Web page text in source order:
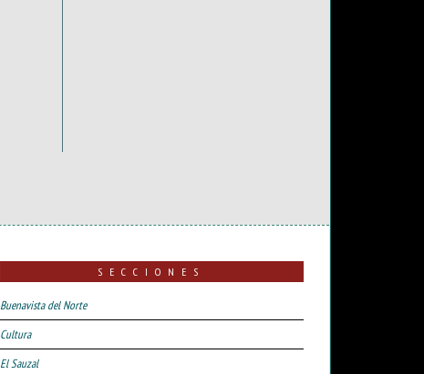
SECCIONES
Buenavista del Norte
Cultura
El Sauzal